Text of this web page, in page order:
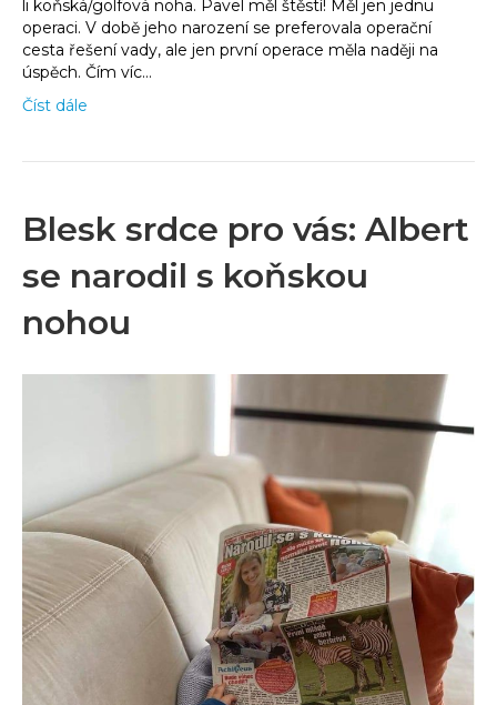
li koňská/golfová noha. Pavel měl štěstí! Měl jen jednu
operaci. V době jeho narození se preferovala operační
cesta řešení vady, ale jen první operace měla naději na
úspěch. Čím víc…
Číst dále
Blesk srdce pro vás: Albert
se narodil s koňskou
nohou